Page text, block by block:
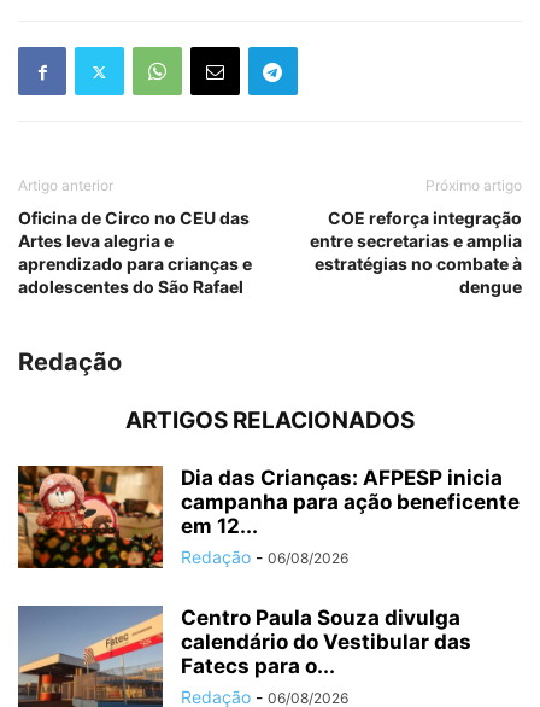
Artigo anterior
Oficina de Circo no CEU das
Artes leva alegria e
aprendizado para crianças e
adolescentes do São Rafael
Próximo artigo
COE reforça integração
entre secretarias e amplia
estratégias no combate à
dengue
Redação
ARTIGOS RELACIONADOS
Dia das Crianças: AFPESP inicia
campanha para ação beneficente
em 12...
Redação - 06/08/2026
Centro Paula Souza divulga
calendário do Vestibular das
Fatecs para o...
Redação - 06/08/2026